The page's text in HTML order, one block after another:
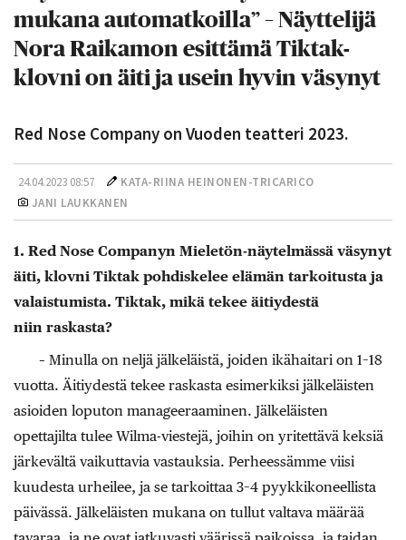
mukana automatkoilla” – Näyttelijä
Nora Raikamon esittämä Tiktak-
klovni on äiti ja usein hyvin väsynyt
Red Nose Company on Vuoden teatteri 2023.
24.04.2023 08:57
KATA-RIINA HEINONEN-TRICARICO
JANI LAUKKANEN
1. Red Nose Companyn Mieletön-­näytelmässä väsynyt
äiti, klovni Tiktak pohdiskelee elämän tarkoitusta ja
valaistumista. Tiktak, mikä tekee äitiydestä
niin raskasta?
– Minulla on neljä jälkeläistä, joiden ikähaitari on 1–18
vuotta. Äitiydestä tekee raskasta esimerkiksi jälkeläisten
asioiden loputon manageeraaminen. Jälkeläisten
opettajilta tulee Wilma-viestejä, joihin on yritettävä keksiä
järkevältä vaikuttavia vastauksia. Perheessämme viisi
kuudesta urheilee, ja se tarkoittaa 3–4 pyykkikoneellista
päivässä. Jälkeläisten mukana on tullut valtava määrää